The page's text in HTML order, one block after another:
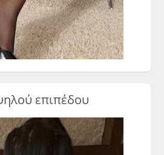
επιπέδου